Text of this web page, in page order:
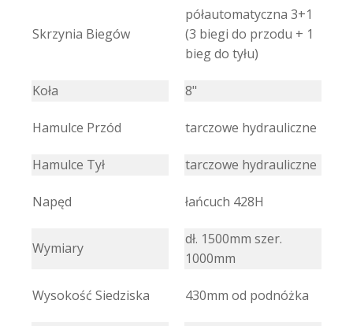
Skrzynia Biegów
półautomatyczna 3+1
(3 biegi do przodu + 1
bieg do tyłu)
Koła 8"
Hamulce Przód tarczowe hydrauliczne
Hamulce Tył tarczowe hydrauliczne
Napęd łańcuch 428H
Wymiary
dł. 1500mm szer.
1000mm
Wysokość Siedziska 430mm od podnóżka